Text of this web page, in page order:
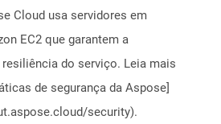
Cloud usa servidores em
EC2 que garantem a
resiliência do serviço. Leia mais
de segurança da Aspose]
security).